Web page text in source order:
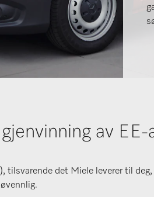
av EE-
tilsvarende det Miele leverer til